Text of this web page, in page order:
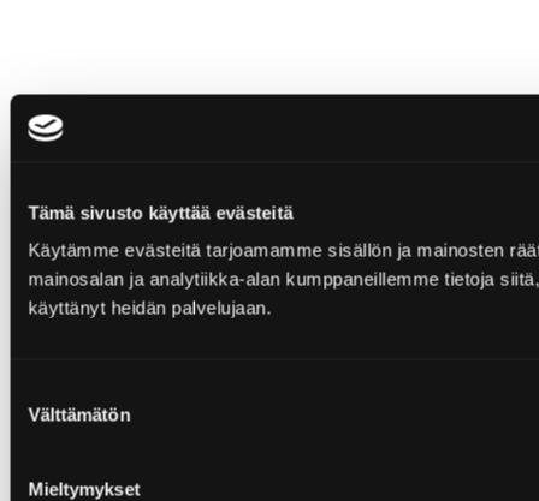
Tämä sivusto käyttää evästeitä
Käytämme evästeitä tarjoamamme sisällön ja mainosten
mainosalan ja analytiikka-alan kumppaneillemme tietoja
käyttänyt heidän palvelujaan.
valinta
Välttämätön
Mieltymykset